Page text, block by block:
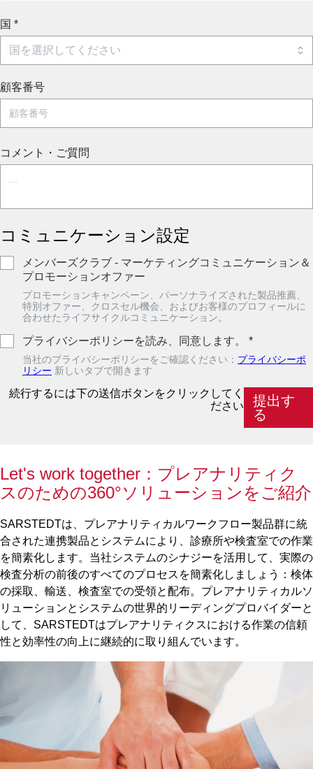
国 *
顧客番号
コメント・ご質問
コミュニケーション設定
メンバーズクラブ - マーケティングコミュニケーション＆
プロモーションオファー
プロモーションキャンペーン、パーソナライズされた製品推薦、
特別オファー、クロスセル機会、およびお客様のプロフィールに
合わせたライフサイクルコミュニケーション。
プライバシーポリシーを読み、同意します。 *
当社のプライバシーポリシーをご確認ください： プライバシーポ
リシー 新しいタブで開きます
続行するには下の送信ボタンをクリックしてく
ださい
提出す
る
Let's work together：プレアナリティク
スのための360°ソリューションをご紹介
SARSTEDTは、プレアナリティカルワークフロー製品群に統
合された連携製品とシステムにより、診療所や検査室での作業
を簡素化します。当社システムのシナジーを活用して、実際の
検査分析の前後のすべてのプロセスを簡素化しましょう：検体
の採取、輸送、検査室での受領と配布。プレアナリティカルソ
リューションとシステムの世界的リーディングプロバイダーと
して、SARSTEDTはプレアナリティクスにおける作業の信頼
性と効率性の向上に継続的に取り組んでいます。